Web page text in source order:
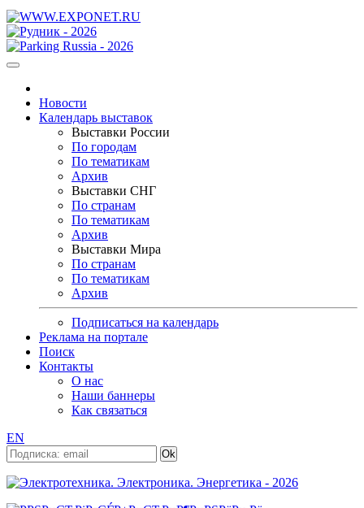
Новости
Календарь выставок
Выставки России
По городам
По тематикам
Архив
Выставки СНГ
По странам
По тематикам
Архив
Выставки Мира
По странам
По тематикам
Архив
Подписаться на календарь
Реклама на портале
Поиск
Контакты
О нас
Наши баннеры
Как связаться
EN